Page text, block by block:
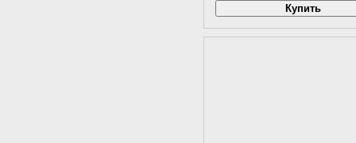
Купить